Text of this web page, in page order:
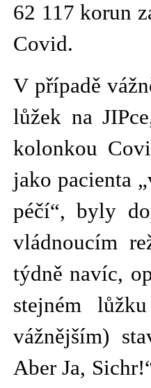
62 117 korun
Covid.
V případě
lůžek na
kolonkou
jako pacienta
péčí“, byly
vládnoucím
týdně navíc,
stejném
vážnějším)
Aber Ja,